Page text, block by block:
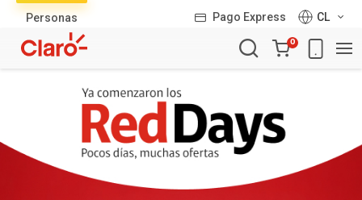
Personas Pago Express
CL
Carro
de
0
productos